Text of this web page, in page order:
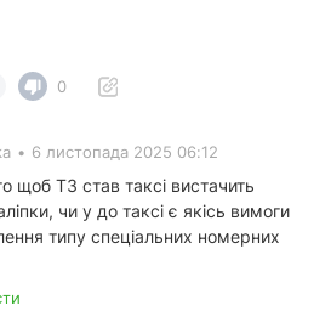
0
• 6 листопада 2025 06:12
щоб ТЗ став таксі вистачить
чи у до таксі є якісь вимоги
типу спеціальних номерних